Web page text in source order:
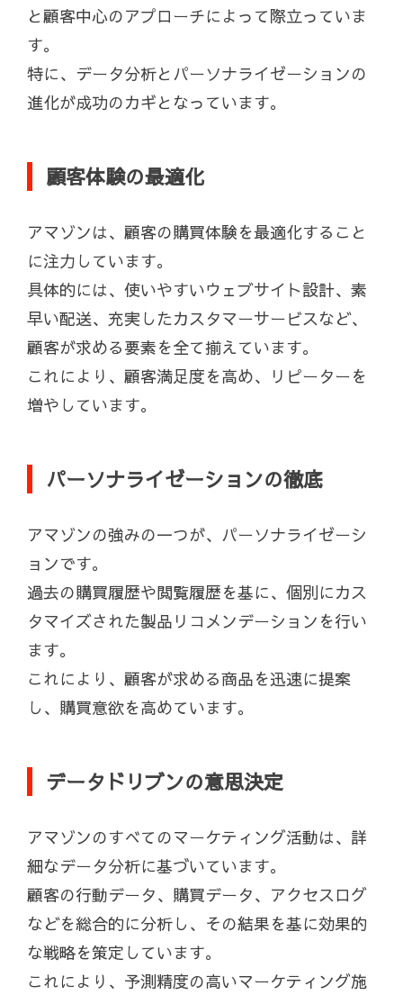
と顧客中心のアプローチによって際立っていま
す。
特に、データ分析とパーソナライゼーションの
進化が成功のカギとなっています。
顧客体験の最適化
アマゾンは、顧客の購買体験を最適化すること
に注力しています。
具体的には、使いやすいウェブサイト設計、素
早い配送、充実したカスタマーサービスなど、
顧客が求める要素を全て揃えています。
これにより、顧客満足度を高め、リピーターを
増やしています。
パーソナライゼーションの徹底
アマゾンの強みの一つが、パーソナライゼーシ
ョンです。
過去の購買履歴や閲覧履歴を基に、個別にカス
タマイズされた製品リコメンデーションを行い
ます。
これにより、顧客が求める商品を迅速に提案
し、購買意欲を高めています。
データドリブンの意思決定
アマゾンのすべてのマーケティング活動は、詳
細なデータ分析に基づいています。
顧客の行動データ、購買データ、アクセスログ
などを総合的に分析し、その結果を基に効果的
な戦略を策定しています。
これにより、予測精度の高いマーケティング施